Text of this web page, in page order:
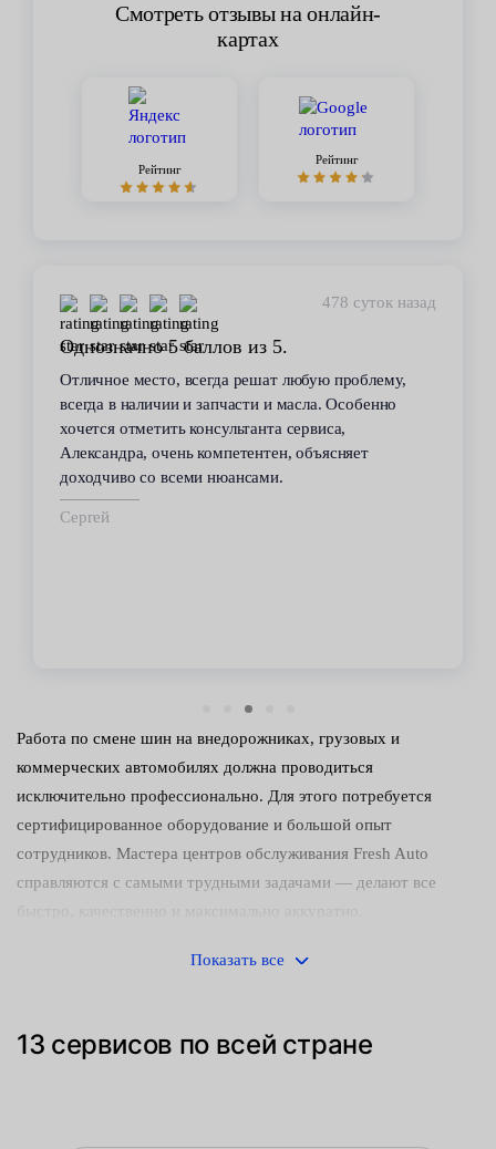
Смотреть отзывы на онлайн-
картах
Рейтинг
Рейтинг
478 суток назад
Однозначно 5 баллов из 5.
Отличное место, всегда решат любую проблему,
всегда в наличии и запчасти и масла. Особенно
хочется отметить консультанта сервиса,
Александра, очень компетентен, объясняет
доходчиво со всеми нюансами.
Сергей
Работа по смене шин на внедорожниках, грузовых и
коммерческих автомобилях должна проводиться
исключительно профессионально. Для этого потребуется
сертифицированное оборудование и большой опыт
сотрудников. Мастера центров обслуживания Fresh Auto
справляются с самыми трудными задачами — делают все
R21 — это радиус больших колес, устанавливаемых
браться за эту операцию самостоятельно не стоит. Любая
Показать все
13 сервисов по всей стране